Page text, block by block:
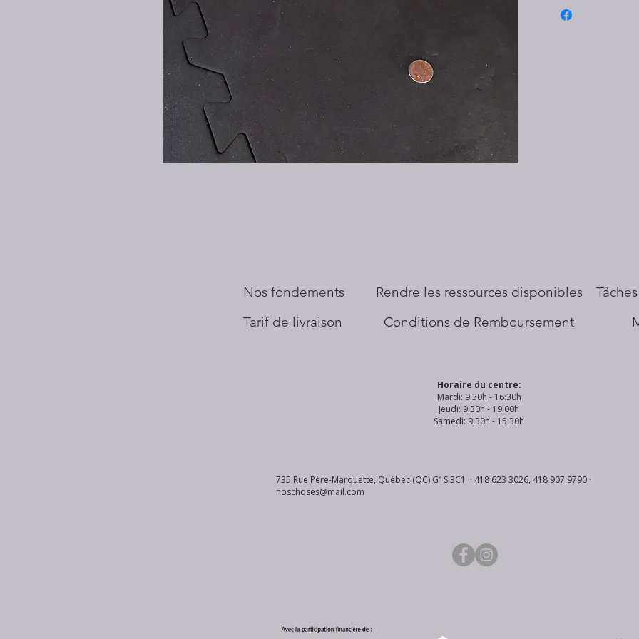
Nos fondements
Tarif de livraison
​Rendre les ressources disponibles
Conditions de Remboursement
Horaire du centre:
Mardi: 9:30h - 16:30h
Jeudi: 9:30h - 19:00h
Samedi: 9:30h - 15:30h
735 Rue Père-Marquette, Québec (QC) G1S 3C1 · 418 623 3026, 418 907 9790 ·
noschoses@mail.com